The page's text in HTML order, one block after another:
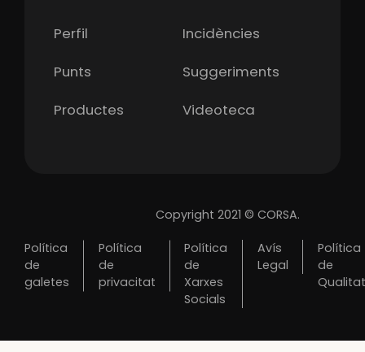
Perfil
Incidències
Punts
Suggeriments
Productes
Videoteca
Copyright 2021 © CORSA.
Política
de
galetes
Política
de
privacitat
Política
de
Xarxes
Socials
Avís
Legal
Política
de